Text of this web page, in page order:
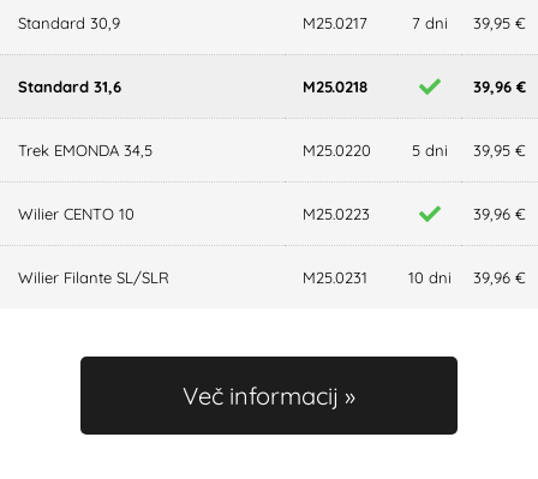
Standard 30,9 M25.0217 7 dni 39,95 €
Standard 31,6 M25.0218 39,96 €
Trek EMONDA 34,5 M25.0220 5 dni 39,95 €
Wilier CENTO 10 M25.0223 39,96 €
Wilier Filante SL/SLR M25.0231 10 dni 39,96 €
Več informacij